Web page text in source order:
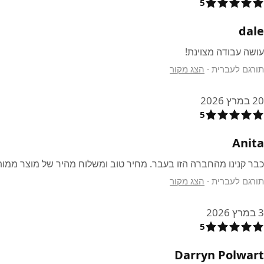
5
dale
עושה עבודה מצוינת!
תורגם לעברית · הצג מקור
20 במרץ 2026
5
Anita
כבר קנינו מהחברה הזו בעבר. מחיר טוב ומשלוח מהיר של מוצר
תורגם לעברית · הצג מקור
3 במרץ 2026
5
Darryn Polwart